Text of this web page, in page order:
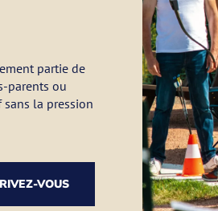
partie de
parents ou
la pression
VOUS